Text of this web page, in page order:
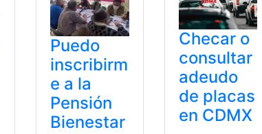
Puedo
inscribirm
e a la
Pensión
Bienestar
Checar o
consultar
adeudo
de placas
en CDMX